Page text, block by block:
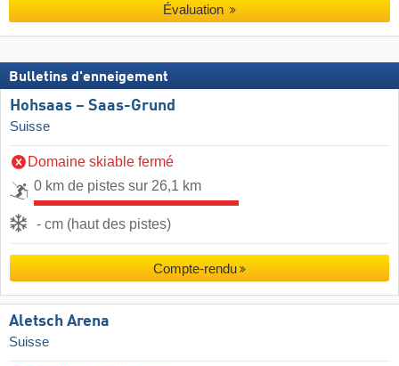
Évaluation
Bulletins d'enneigement
Hohsaas – Saas-Grund
Suisse
Domaine skiable fermé
0 km de pistes sur 26,1 km
- cm (haut des pistes)
Compte-rendu
Aletsch Arena
Suisse